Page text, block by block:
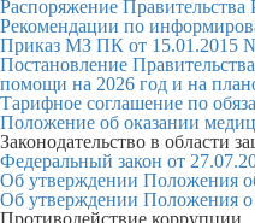
Распоряжение
Рекомендации по
Приказ МЗ ПК от 15.01.2015
Постановление
помощи на 2026 год и на
Тарифное соглашение по
Положение об оказании
Законодательство в области
Федеральный закон от
Об утверждении Положения
Об утверждении Положения о
Противодействие коррупции